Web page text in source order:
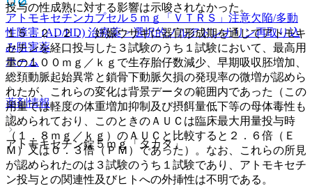
アトモキセチンカプセル５ｍｇ「ＶＴＲＳ」 注意欠陥/多動
性障害 (AD/HD) 治療薬 > 選択的ノルアドレナリン再取り込
み阻害薬
ホーム
薬剤情報
アトモキセチン錠５ｍｇ「タカタ」
投与の性成熟に対する影響は示唆されなかった。
１５．２．２． 妊娠ウサギに器官形成期を通じてアトモキ
セチンを経口投与した３試験のうち１試験において、最高用
量の１００ｍｇ／ｋｇで生存胎仔数減少、早期吸収胚増加、
総頚動脈起始異常と鎖骨下動脈欠損の発現率の微増が認めら
れたが、これらの変化は背景データの範囲内であった（この
用量では軽度の体重増加抑制及び摂餌量低下等の母体毒性も
認められており、このときのＡＵＣは臨床最大用量投与時
（１．８ｍｇ／ｋｇ）のＡＵＣと比較すると２．６倍（Ｅ
Ｍ）又は０．３倍（ＰＭ）であった）。なお、これらの所見
が認められたのは３試験のうち１試験であり、アトモキセチ
ン投与との関連性及びヒトへの外挿性は不明である。